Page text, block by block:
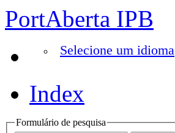
PortAberta IPB
Selecione um idioma
Index
Formulário de pesquisa